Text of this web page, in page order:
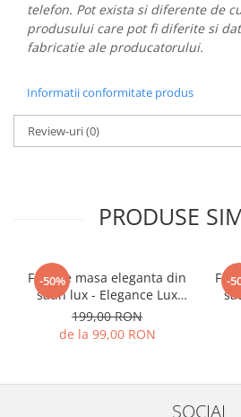
telefon. Pot exista si diferente de
produsului care pot fi diferite si
fabricatie ale producatorului.
Informatii conformitate produs
Review-uri(0)
PRODUSE
-50%
Fata de masa eleganta din
satin lux - Elegance Lux
(ALB)
199,00 RON
de la 99,00 RON
-
SOCIAL